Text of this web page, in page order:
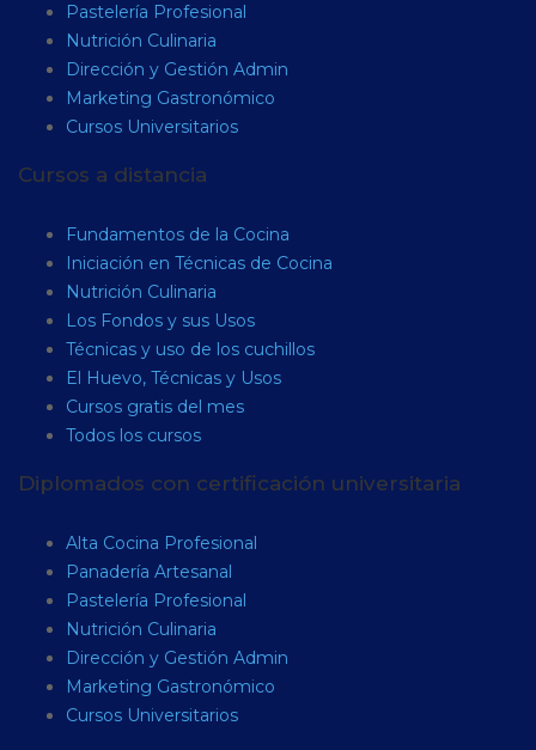
Pastelería Profesional
Nutrición Culinaria
Dirección y Gestión Admin
Marketing Gastronómico
Cursos Universitarios
Cursos a distancia
Fundamentos de la Cocina
Iniciación en Técnicas de Cocina
Nutrición Culinaria
Los Fondos y sus Usos
Técnicas y uso de los cuchillos
El Huevo, Técnicas y Usos
Cursos gratis del mes
Todos los cursos
Diplomados con certificación universitaria
Alta Cocina Profesional
Panadería Artesanal
Pastelería Profesional
Nutrición Culinaria
Dirección y Gestión Admin
Marketing Gastronómico
Cursos Universitarios